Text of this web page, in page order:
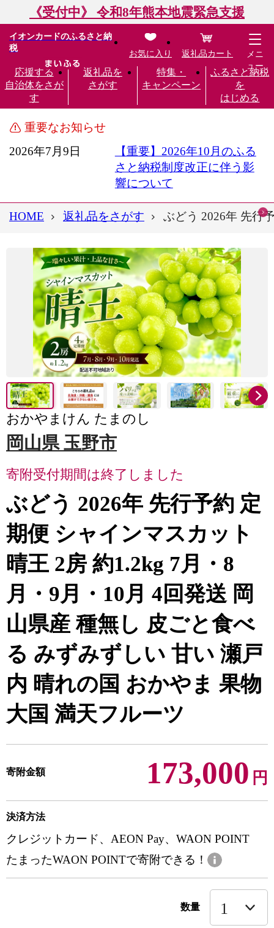
《受付中》 令和8年熊本地震緊急支援
イオンカードのふるさと納
税
応援する
自治体をさが
す
返礼品を
さがす
特集・
キャンペーン
ふるさと納税
を
はじめる
お気に入り 返礼品カート
メニ
ュー
重要なお知らせ
2026年7月9日
【重要】2026年10月のふる
さと納税制度改正に伴う影
響について
HOME 返礼品をさがす ぶどう 2026年 先行
おかやまけん たまのし
岡山県 玉野市
寄附受付期間は終了しました
ぶどう 2026年 先行予約 定
期便 シャインマスカット
晴王 2房 約1.2kg 7月・8
月・9月・10月 4回発送 岡
山県産 種無し 皮ごと食べ
る みずみずしい 甘い 瀬戸
内 晴れの国 おかやま 果物
大国 満天フルーツ
寄附金額 173,000 円
決済方法
クレジットカード、AEON Pay、WAON POINT
たまったWAON POINTで寄附できる！
数量